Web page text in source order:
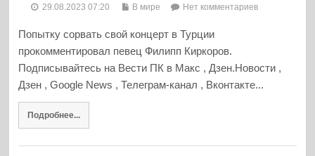
29.08.2023 07:20 В мире Нет комментариев
Попытку сорвать свой концерт в Турции
прокомментировал певец Филипп Киркоров.
Подписывайтесь на Вести ПК в Макс , Дзен.Новости ,
Дзен , Google News , Телеграм-канал , Вконтакте...
Подробнее...